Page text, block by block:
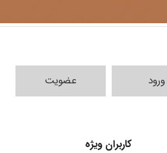
ورود عضویت
کاربران ویژه